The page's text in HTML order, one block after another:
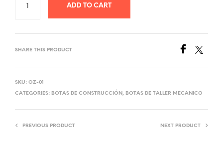
ADD TO CART
SHARE THIS PRODUCT
SKU: OZ-01
CATEGORIES: BOTAS DE CONSTRUCCIÓN, BOTAS DE TALLER MECANICO
PREVIOUS PRODUCT NEXT PRODUCT